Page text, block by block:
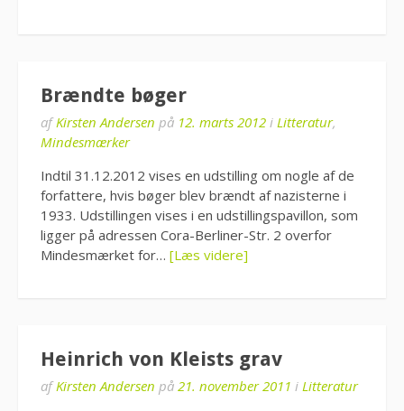
Brændte bøger
afKirsten Andersen på 12. marts 2012 i Litteratur,
Mindesmærker
Indtil 31.12.2012 vises en udstilling om nogle af de
forfattere, hvis bøger blev brændt af nazisterne i
1933. Udstillingen vises i en udstillingspavillon, som
ligger på adressen Cora-Berliner-Str. 2 overfor
Mindesmærket for… [Læs videre]
Heinrich von Kleists grav
afKirsten Andersen på 21. november 2011 i Litteratur